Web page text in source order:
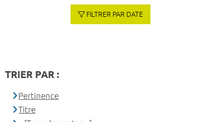
FILTRER PAR DATE
TRIER PAR :
Pertinence
Titre